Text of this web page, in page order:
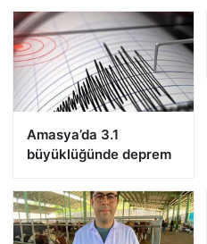
Amasya’da 3.1
büyüklüğünde deprem